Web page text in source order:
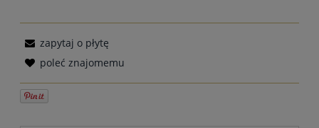
zapytaj o płytę
poleć znajomemu